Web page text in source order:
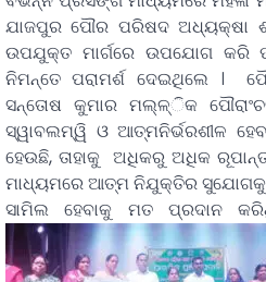
ଯାଜପୁର ପୌର ପରିଷଦ ଅଧ୍ୟକ୍ଷା
ଉପଯୁକ୍ତ ମାର୍ଗରେ ଉପଯୋଗ କରି
ନିମନ୍ତେ ପରାମର୍ଶ ଦେଇଥିଲେ ।
ସନ୍ତୋଷ କୁମାର ମଲ୍ଳ୍ିକ
ସ୍ୱାବଲମ୍ୱି ଓ ଆତ୍ମନିର୍ଭରଶୀଳ
ହେଉଛି, ତାହାକୁ ଅଧିକରୁ ଅଧିକ
ମାଧ୍ୟମରେ ଆତ୍ମ ନିଯୁକ୍ତିର
ସାମିଲ ହେବାକୁ ମତ ପ୍ରଦାନ